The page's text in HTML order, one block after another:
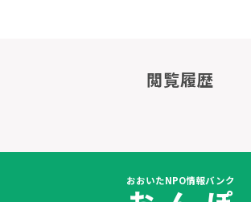
閲覧履歴
おおいたNPO情報バンク